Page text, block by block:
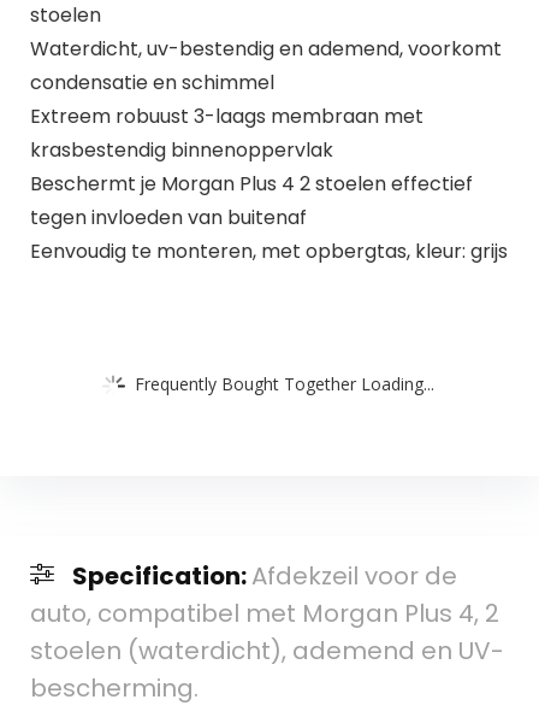
stoelen
Waterdicht, uv-bestendig en ademend, voorkomt
condensatie en schimmel
Extreem robuust 3-laags membraan met
krasbestendig binnenoppervlak
Beschermt je Morgan Plus 4 2 stoelen effectief
tegen invloeden van buitenaf
Eenvoudig te monteren, met opbergtas, kleur: grijs
Frequently Bought Together Loading...
Specification:Afdekzeil voor de
auto, compatibel met Morgan Plus 4, 2
stoelen (waterdicht), ademend en UV-
bescherming.